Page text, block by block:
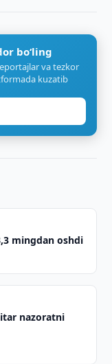
bo‘ling
va tezkor
kuzatib
mingdan oshdi
nazoratni